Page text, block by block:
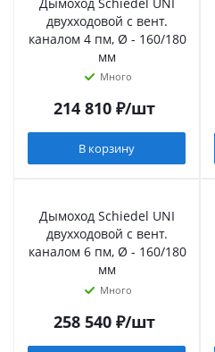
двухходовой с вент.
каналом 4 пм, Ø - 160/180
мм
Много
214 810₽/шт
В корзину
Дымоход Schiedel UNI
двухходовой с вент.
каналом 6 пм, Ø - 160/180
мм
Много
258 540₽/шт